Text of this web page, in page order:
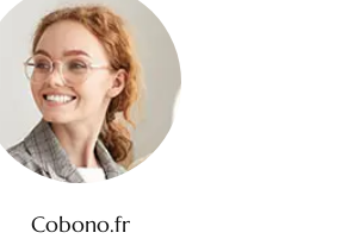
Cobono.fr